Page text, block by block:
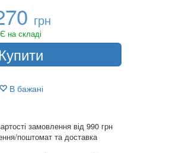
грн
Є на складі
Купити
В бажані
замовлення від 990 грн
поштомат та доставка